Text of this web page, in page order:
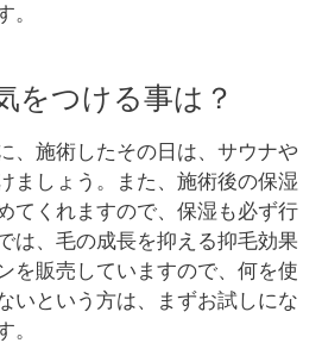
。
をつける事は？
、施術したその日は、サウナや
ましょう。また、施術後の保湿
てくれますので、保湿も必ず行
は、毛の成長を抑える抑毛効果
を販売していますので、何を使
いという方は、まずお試しにな
。